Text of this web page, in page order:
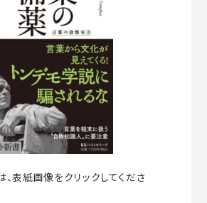
表紙画像をクリックしてくださ